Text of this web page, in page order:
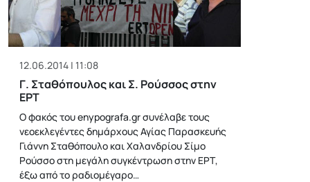
12.06.2014 | 11:08
Γ. Σταθόπουλος και Σ. Ρούσσος στην
ΕΡΤ
Ο φακός του enypografa.gr συνέλαβε τους
νεοεκλεγέντες δημάρχους Αγίας Παρασκευής
Γιάννη Σταθόπουλο και Χαλανδρίου Σίμο
Ρούσσο στη μεγάλη συγκέντρωση στην ΕΡΤ,
έξω από το ραδιομέγαρο…